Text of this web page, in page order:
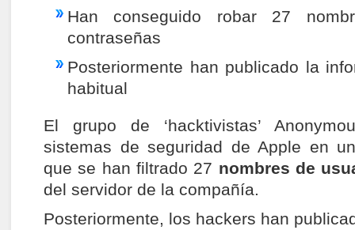
Han conseguido robar 27
contraseñas
Posteriormente han publicado la
habitual
El grupo de ‘hacktivistas’
sistemas de seguridad de Apple en
que se han filtrado 27 nombres de
del servidor de la compañía.
Posteriormente, los hackers han